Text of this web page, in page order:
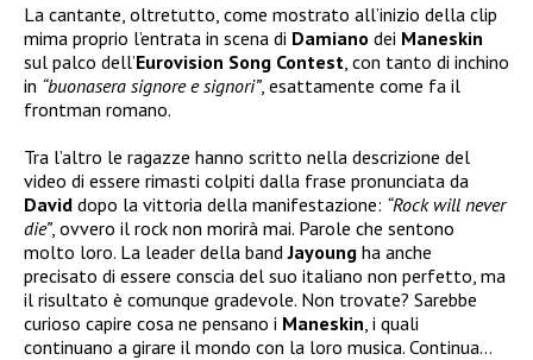
La cantante, oltretutto, come mostrato all’inizio della clip
mima proprio l’entrata in scena di Damiano dei Maneskin
sul palco dell’Eurovision Song Contest , con tanto di inchino
in “buonasera signore e signori”, esattamente come fa il
frontman romano.
Tra l’altro le ragazze hanno scritto nella descrizione del
video di essere rimasti colpiti dalla frase pronunciata da
David dopo la vittoria della manifestazione: “Rock will never
die”, ovvero il rock non morirà mai. Parole che sentono
molto loro. La leader della bandJayoung ha anche
precisato di essere conscia del suo italiano non perfetto, ma
il risultato è comunque gradevole. Non trovate? Sarebbe
curioso capire cosa ne pensano i Maneskin , i quali
continuano a girare il mondo con la loro musica. Continua…